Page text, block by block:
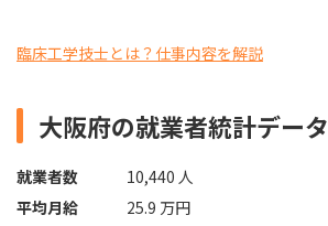
臨床工学技士とは？仕事内容を解説
大阪府の就業者統計データ
就業者数
10,440 人
平均月給
25.9 万円